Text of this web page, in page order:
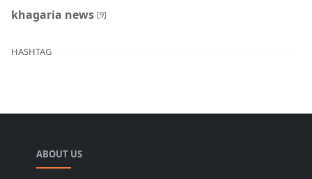
khagaria news [9]
HASHTAG
ABOUT US